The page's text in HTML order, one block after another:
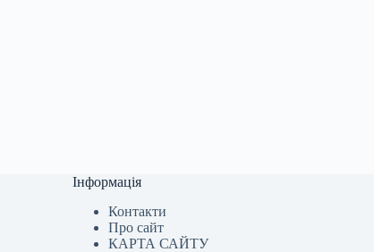
Інформація
Контакти
Про сайт
КАРТА САЙТУ